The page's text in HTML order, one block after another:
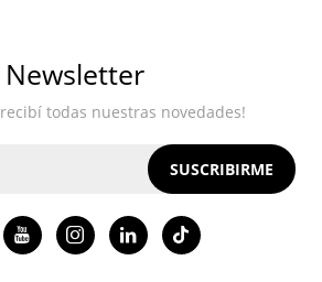
Newsletter
todas nuestras novedades!
SUSCRIBIRME
  